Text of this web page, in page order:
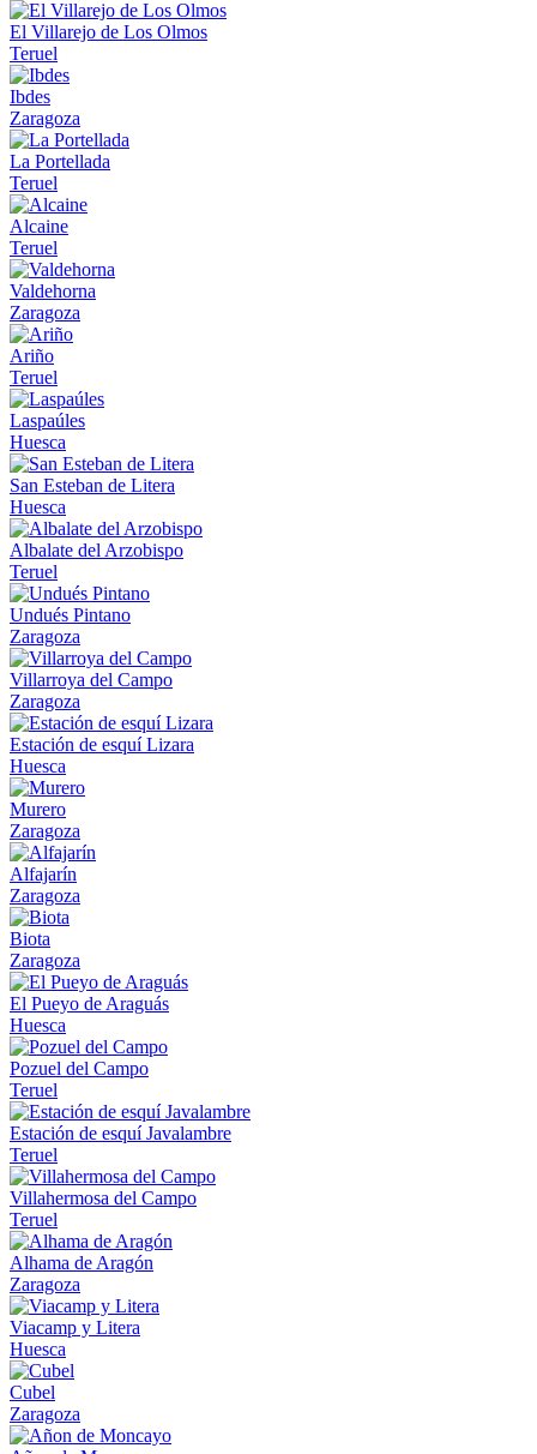
El Villarejo de Los Olmos
Teruel
Ibdes
Zaragoza
La Portellada
Teruel
Alcaine
Teruel
Valdehorna
Zaragoza
Ariño
Teruel
Laspaúles
Huesca
San Esteban de Litera
Huesca
Albalate del Arzobispo
Teruel
Undués Pintano
Zaragoza
Villarroya del Campo
Zaragoza
Estación de esquí Lizara
Huesca
Murero
Zaragoza
Alfajarín
Zaragoza
Biota
Zaragoza
El Pueyo de Araguás
Huesca
Pozuel del Campo
Teruel
Estación de esquí Javalambre
Teruel
Villahermosa del Campo
Teruel
Alhama de Aragón
Zaragoza
Viacamp y Litera
Huesca
Cubel
Zaragoza